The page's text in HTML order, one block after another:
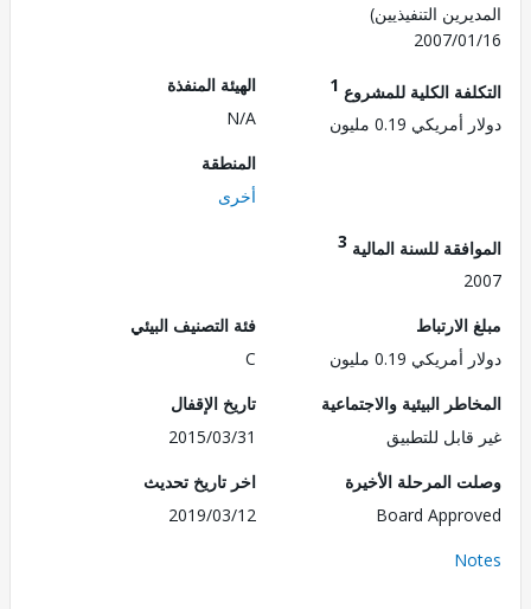
التنفيذيين)
2007/
الكلية للمشروع1
0.19 مليون
الهيئة المنفذة
للسنة المالية3
0.19 مليون
فئة التصنيف البيئي
البيئية والاجتماعية
للتطبيق
تاريخ الإقفال
2015/03/31
المرحلة الأخيرة
Board
اخر تاريخ تحديث
2019/03/12